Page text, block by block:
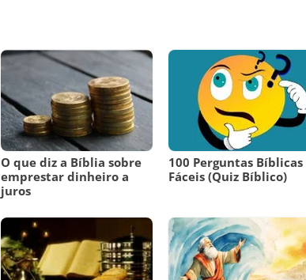
O que diz a Bíblia sobre
emprestar dinheiro a
juros
100 Perguntas Bíblicas
Fáceis (Quiz Bíblico)